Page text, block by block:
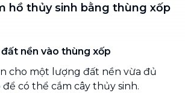
hồ thủy sinh bằng thùng xốp
đất nền vào thùng xốp
cho một lượng đất nền vừa đủ
có thể cắm cây thủy sinh.